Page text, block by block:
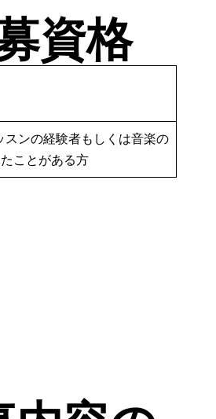
資格
スンの経験者もしくは音楽の
ことがある方